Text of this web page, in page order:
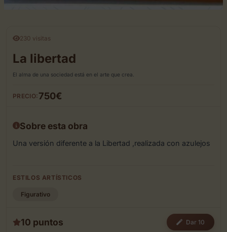
230 visitas
La libertad
El alma de una sociedad está en el arte que crea.
PRECIO: 750€
Sobre esta obra
Una versión diferente a la Libertad ,realizada con azulejos
ESTILOS ARTÍSTICOS
Figurativo
10 puntos Dar 10